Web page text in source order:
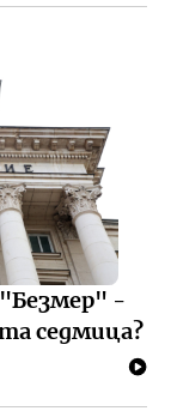
-
седмица?